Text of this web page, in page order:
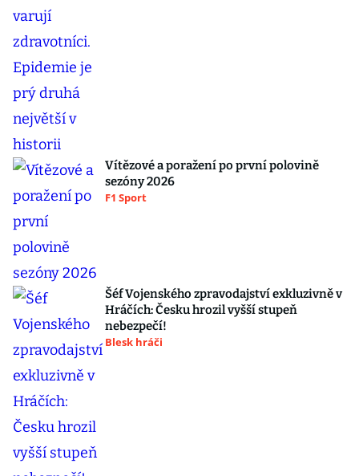
Vítězové a poražení po první polovině
sezóny 2026
F1 Sport
Šéf Vojenského zpravodajství exkluzivně v
Hráčích: Česku hrozil vyšší stupeň
nebezpečí!
Blesk hráči